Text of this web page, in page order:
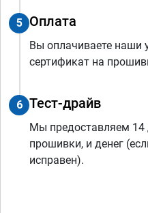
5 Оплата
Вы оплачиваете наши
сертификат на
6 Тест-драйв
Мы предоставляем 14
прошивки, и денег
исправен).